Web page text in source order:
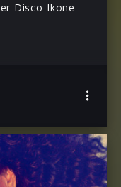
Disco-Ikone